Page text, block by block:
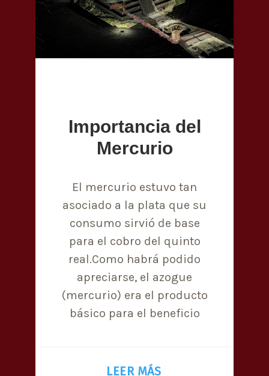
Importancia del
Mercurio
El mercurio estuvo tan
asociado a la plata que su
consumo sirvió de base
para el cobro del quinto
real.Como habrá podido
apreciarse, el azogue
(mercurio) era el producto
básico para el beneficio
LEER MÁS